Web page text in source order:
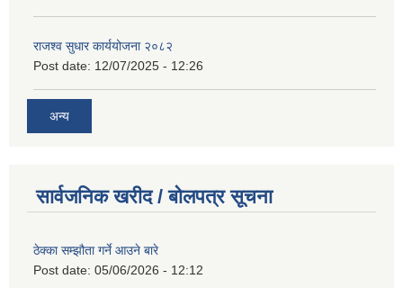
राजश्व सुधार कार्ययोजना २०८२
Post date: 12/07/2025 - 12:26
अन्य
सार्वजनिक खरीद / बोलपत्र सूचना
ठेक्का सम्झौता गर्ने आउने बारे
Post date: 05/06/2026 - 12:12